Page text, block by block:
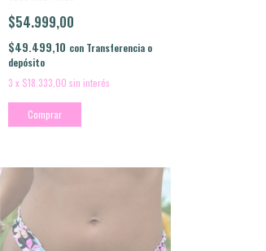
$54.999,00
$49.499,10 con Transferencia o
depósito
3 x $18.333,00 sin interés
Comprar